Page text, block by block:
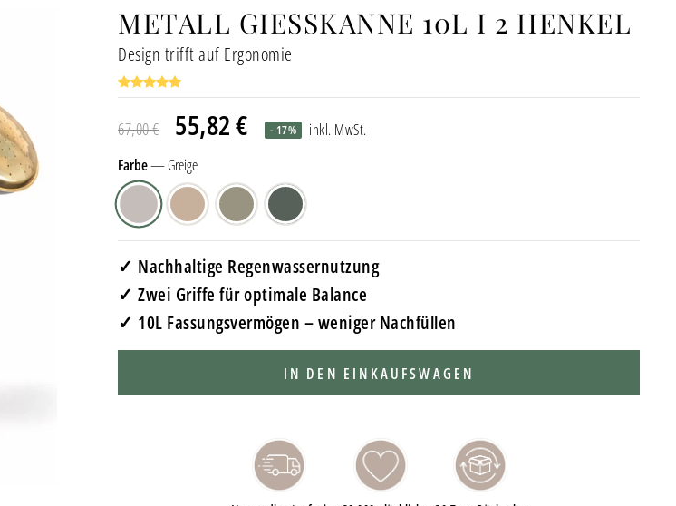
METALL GIESSKANNE 10L I 2 HENKEL
Design trifft auf Ergonomie
Normaler
Preis
67,00 € Sonderpreis
55,82 € - 17%
inkl. MwSt.
Farbe—Greige
✓ Nachhaltige Regenwassernutzung
✓ Zwei Griffe für optimale Balance
✓ 10L Fassungsvermögen – weniger Nachfüllen
IN DEN EINKAUFSWAGEN